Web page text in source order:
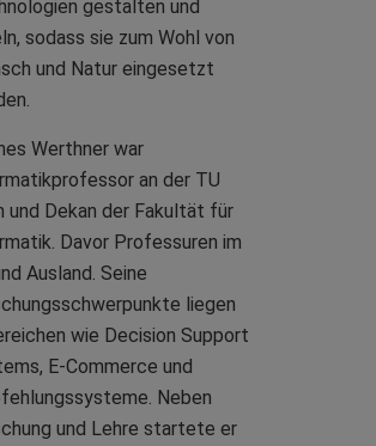
gestalten und
sodass sie zum Wohl von
und Natur eingesetzt
Werthner war
an der TU
und Dekan der Fakultät für
Davor Professuren im
Ausland. Seine
liegen
wie Decision Support
E-Commerce und
Neben
und Lehre startete er